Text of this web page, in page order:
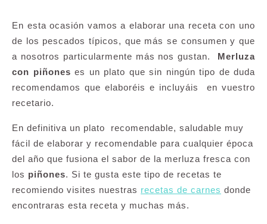
En esta ocasión vamos a elaborar una receta con uno
de los pescados típicos, que más se consumen y que
a nosotros particularmente más nos gustan. Merluza
con piñones es un plato que sin ningún tipo de duda
recomendamos que elaboréis e incluyáis en vuestro
recetario.
En definitiva un plato recomendable, saludable muy
fácil de elaborar y recomendable para cualquier época
del año que fusiona el sabor de la merluza fresca con
los piñones. Si te gusta este tipo de recetas te
recomiendo visites nuestras recetas de carnes donde
encontraras esta receta y muchas más.